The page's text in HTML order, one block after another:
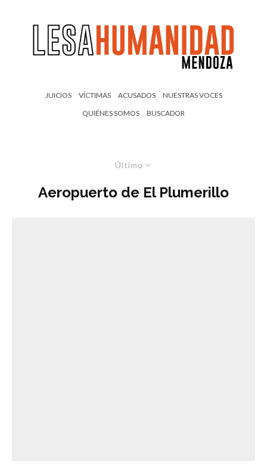
JUICIOS VÍCTIMAS ACUSADOS
NUESTRAS VOCES
QUIÉNES SOMOS
BUSCADOR
Último
Aeropuerto de El Plumerillo